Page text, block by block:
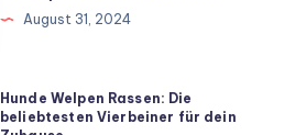
August 31, 2024
Hunde Welpen Rassen: Die
beliebtesten Vierbeiner für dein